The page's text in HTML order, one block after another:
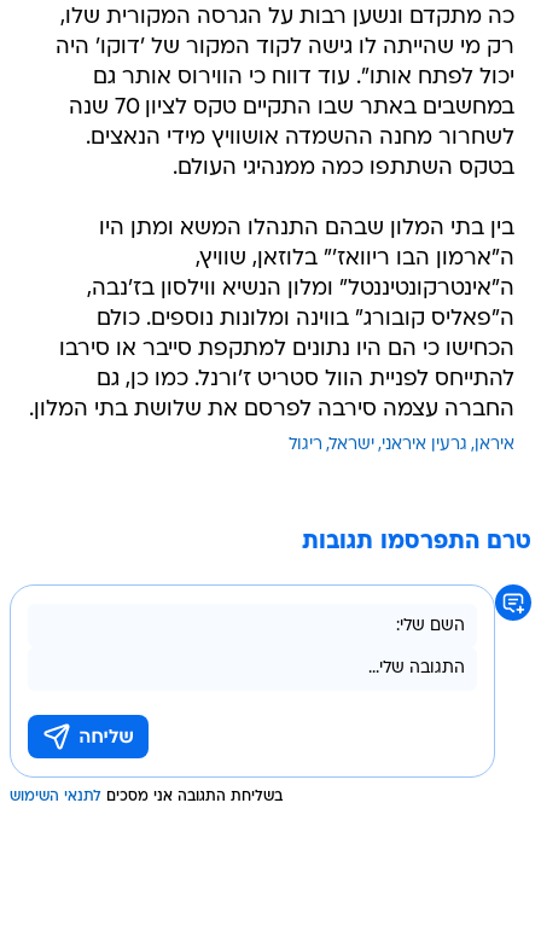
כה מתקדם ונשען רבות על הגרסה המקורית שלו,
רק מי שהייתה לו גישה לקוד המקור של 'דוקו' היה
יכול לפתח אותו". עוד דווח כי הווירוס אותר גם
במחשבים באתר שבו התקיים טקס לציון 70 שנה
לשחרור מחנה ההשמדה אושוויץ מידי הנאצים.
בטקס השתתפו כמה ממנהיגי העולם.
בין בתי המלון שבהם התנהלו המשא ומתן היו
ה"ארמון הבו ריוואז'" בלוזאן, שוויץ,
ה"אינטרקונטיננטל" ומלון הנשיא ווילסון בז'נבה,
ה"פאליס קובורג" בווינה ומלונות נוספים. כולם
הכחישו כי הם היו נתונים למתקפת סייבר או סירבו
להתייחס לפניית הוול סטריט ז'ורנל. כמו כן, גם
החברה עצמה סירבה לפרסם את שלושת בתי המלון.
איראן גרעין איראני ישראל ריגול
טרם התפרסמו תגובות
בשליחת התגובה אני מסכים לתנאי השימוש